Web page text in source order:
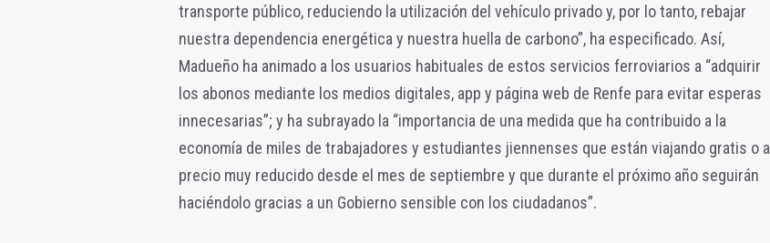
transporte público, reduciendo la utilización del vehículo privado y, por lo tanto, rebajar
nuestra dependencia energética y nuestra huella de carbono”, ha especificado. Así,
Madueño ha animado a los usuarios habituales de estos servicios ferroviarios a “adquirir
los abonos mediante los medios digitales, app y página web de Renfe para evitar esperas
innecesarias”; y ha subrayado la “importancia de una medida que ha contribuido a la
economía de miles de trabajadores y estudiantes jiennenses que están viajando gratis o a
precio muy reducido desde el mes de septiembre y que durante el próximo año seguirán
haciéndolo gracias a un Gobierno sensible con los ciudadanos”.